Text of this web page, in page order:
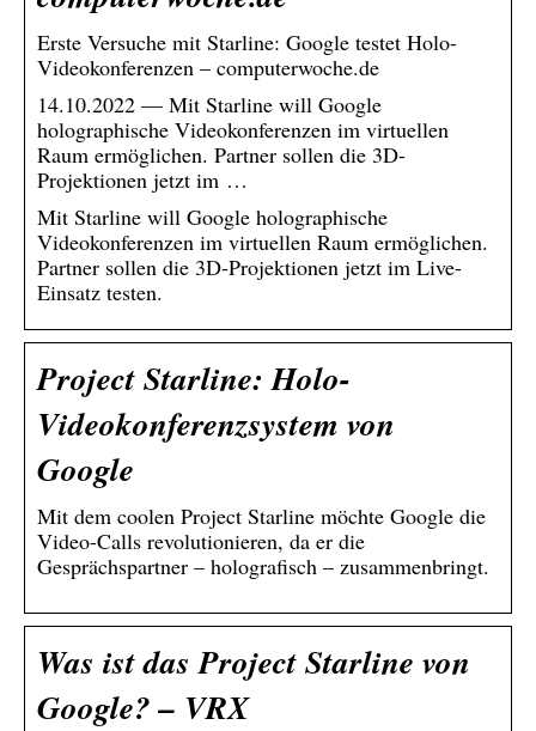
Erste Versuche mit Starline: Google testet Holo-
Videokonferenzen – computerwoche.de
14.10.2022 — Mit Starline will Google
holographische Videokonferenzen im virtuellen
Raum ermöglichen. Partner sollen die 3D-
Projektionen jetzt im …
Mit Starline will Google holographische
Videokonferenzen im virtuellen Raum ermöglichen.
Partner sollen die 3D-Projektionen jetzt im Live-
Einsatz testen.
Project Starline: Holo-
Videokonferenzsystem von
Google
Mit dem coolen Project Starline möchte Google die
Video-Calls revolutionieren, da er die
Gesprächspartner – holografisch – zusammenbringt.
Was ist das Project Starline von
Google? – VRX